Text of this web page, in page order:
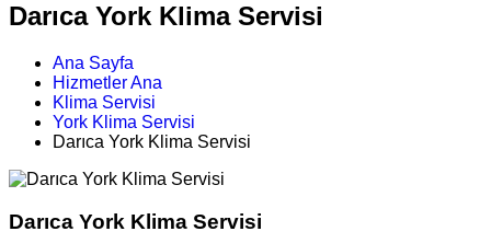
Darıca York Klima Servisi
Ana Sayfa
Hizmetler Ana
Klima Servisi
York Klima Servisi
Darıca York Klima Servisi
Darıca York Klima Servisi